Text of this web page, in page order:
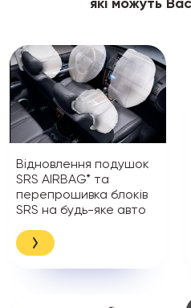
Відновлення подушок
SRS AIRBAG* та
перепрошивка блоків
SRS на будь-яке авто